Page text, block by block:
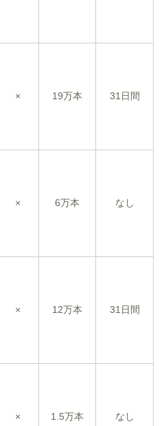
× 19万本 31日間
× 6万本 なし
× 12万本 31日間
× 1.5万本 なし